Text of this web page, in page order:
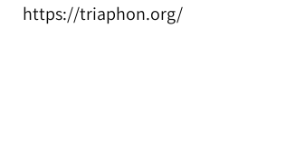
https://triaphon.org/